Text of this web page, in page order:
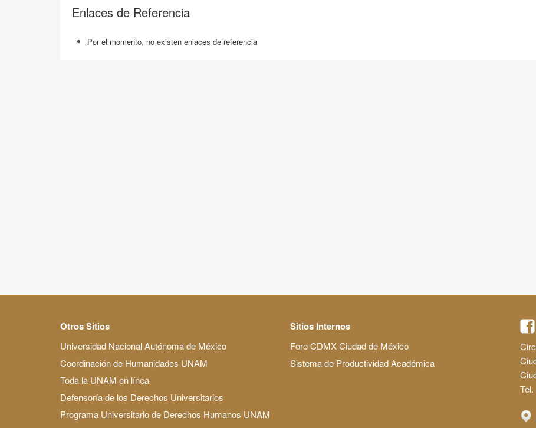
Enlaces de Referencia
Por el momento, no existen enlaces de referencia
Otros Sitios
Universidad Nacional Autónoma de México
Coordinación de Humanidades UNAM
Toda la UNAM en línea
Defensoría de los Derechos Universitarios
Programa Universitario de Derechos Humanos UNAM
Sitios Internos
Foro CDMX Ciudad de México
Sistema de Productividad Académica